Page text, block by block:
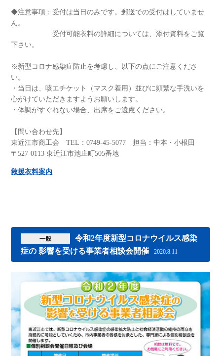
◆注意事項：受付は当日のみです。郵送での受付はしていませ
ん。
受付可能衣料の詳細については、添付資料をご覧
下さい。
※新型コロナ感染症防止を考慮し、以下の点にご注意くださ
い。
・当日は、咳エチケット（マスク着用）並びに頻繁な手洗いを
心がけていただきますようお願いします。
・体調がすぐれない場合、出席をご遠慮ください。
【問い合わせ先】
東近江市商工会 TEL：0749-45-5077 担当：中本・小根田
〒527-0113 東近江市池庄町505番地
救援衣料案内
一般
令和2年度新型コロナウイルス感染
症の 影響を受ける事業者相談会開催
2020.8.11